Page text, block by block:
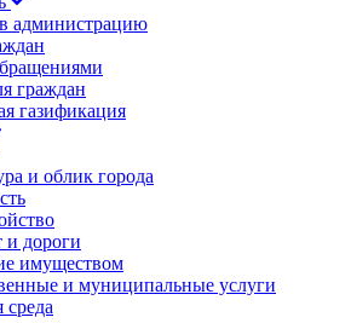
администрацию
граждан
газификация
и облик города
и дороги
имуществом
и муниципальные услуги
среда